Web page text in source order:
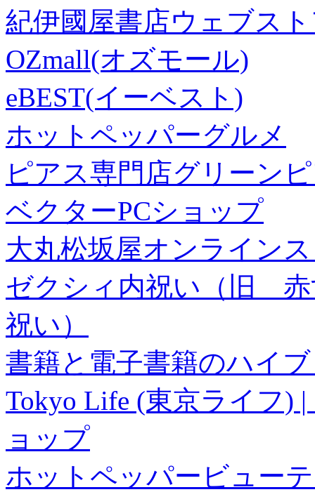
紀伊國屋書店ウェブス
OZmall(オズモール)
eBEST(イーベスト)
ホットペッパーグルメ
ピアス専門店グリーン
ベクターPCショップ
大丸松坂屋オンライン
ゼクシィ内祝い（旧 赤
祝い）
書籍と電子書籍のハイ
Tokyo Life (東京ライフ)
ョップ
ホットペッパービュー